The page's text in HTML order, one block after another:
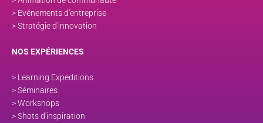
> Evénements d'entreprise
> Stratégie d'innovation
NOS EXPÉRIENCES
> Learning Expeditions
> Séminaires
> Workshops
> Shots d'inspiration